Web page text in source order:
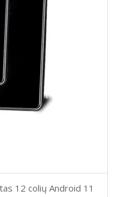
12 colių Android 11